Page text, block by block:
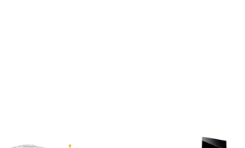
กระจายตัวได้อย่า
สวยสุดหรู สรรสร้